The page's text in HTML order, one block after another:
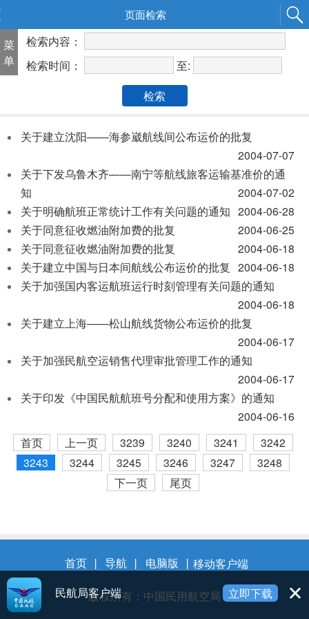
页面检索
菜
单
检索内容：
检索时间：
至:
检索
关于建立沈阳——海参崴航线间公布运价的批复
2004-07-07
关于下发乌鲁木齐——南宁等航线旅客运输基准价的通
知
2004-07-02
关于明确航班正常统计工作有关问题的通知 2004-06-28
关于同意征收燃油附加费的批复
2004-06-25
关于同意征收燃油附加费的批复
2004-06-18
关于建立中国与日本间航线公布运价的批复
2004-06-18
关于加强国内客运航班运行时刻管理有关问题的通知
2004-06-18
关于建立上海——松山航线货物公布运价的批复
2004-06-17
关于加强民航空运销售代理审批管理工作的通知
2004-06-17
关于印发《中国民航航班号分配和使用方案》的通知
2004-06-16
首页
上一页 3239 3240 3241
3242
3243
3244 3245 3246 3247
3248
下一页
尾页
首页 丨 导航 丨 电脑版 丨 移动客户端
版权所有：中国民用航空局
民航局客户端 立即下载